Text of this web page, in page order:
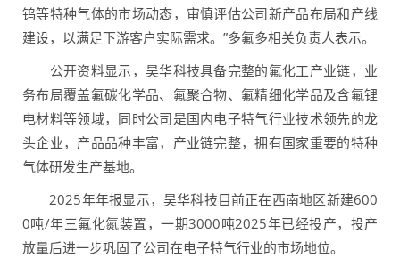
钨等特种气体的市场动态，审慎评估公司新产品布局和产线
建设，以满足下游客户实际需求。”多氟多相关负责人表示。
公开资料显示，昊华科技具备完整的氟化工产业链，业
务布局覆盖氟碳化学品、氟聚合物、氟精细化学品及含氟锂
电材料等领域，同时公司是国内电子特气行业技术领先的龙
头企业，产品品种丰富，产业链完整，拥有国家重要的特种
气体研发生产基地。
2025年年报显示，昊华科技目前正在西南地区新建600
0吨/年三氟化氮装置，一期3000吨2025年已经投产，投产
放量后进一步巩固了公司在电子特气行业的市场地位。